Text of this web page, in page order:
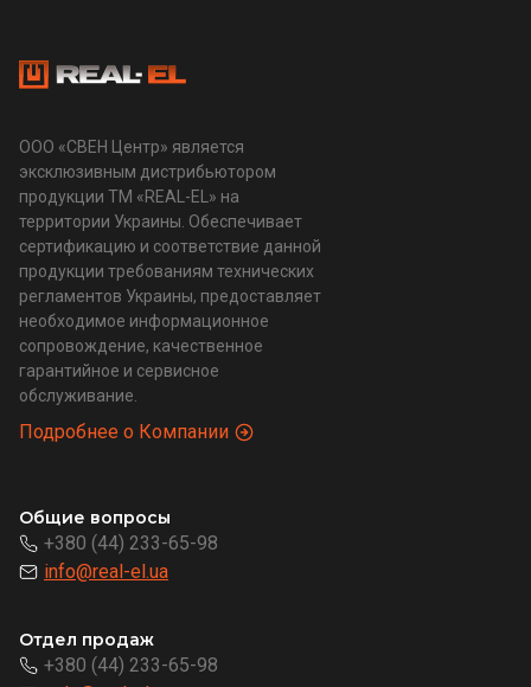
ООО «СВЕН Центр» является
эксклюзивным дистрибьютором
продукции ТМ «REAL-EL» на
территории Украины. Обеспечивает
сертификацию и соответствие данной
продукции требованиям технических
регламентов Украины, предоставляет
необходимое информационное
сопровождение, качественное
гарантийное и сервисное
обслуживание.
Подробнее о Компании
Общие вопросы
+380 (44) 233-65-98
info@real-el.ua
Отдел продаж
+380 (44) 233-65-98